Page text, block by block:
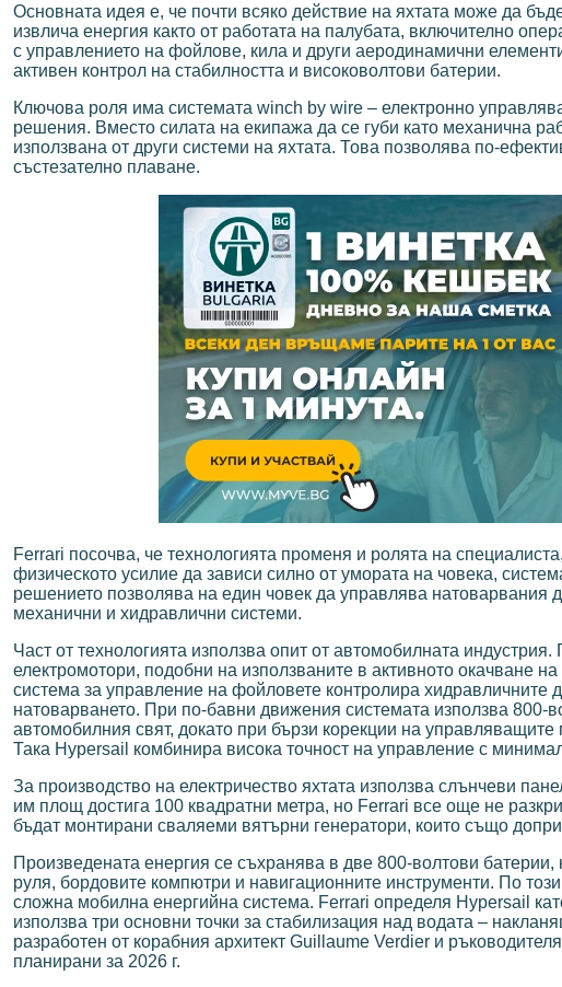
Основната идея е, че почти всяко действие на яхтата може да
извлича енергия както от работата на палубата, включително
с управлението на фойлове, кила и други аеродинамични
активен контрол на стабилността и високоволтови батерии.
Ключова роля има системата winch by wire – електронно
решения. Вместо силата на екипажа да се губи като механична
използвана от други системи на яхтата. Това позволява по-
състезателно плаване.
Ferrari посочва, че технологията променя и ролята на
физическото усилие да зависи силно от умората на човека,
решението позволява на един човек да управлява натоварвания
механични и хидравлични системи.
Част от технологията използва опит от автомобилната
електромотори, подобни на използваните в активното окачване
система за управление на фойловете контролира хидравличните
натоварването. При по-бавни движения системата използва 800-
автомобилния свят, докато при бързи корекции на
Така Hypersail комбинира висока точност на управление с
За производство на електричество яхтата използва слънчеви
им площ достига 100 квадратни метра, но Ferrari все още не
бъдат монтирани сваляеми вятърни генератори, които също
Произведената енергия се съхранява в две 800-волтови
руля, бордовите компютри и навигационните инструменти. По
сложна мобилна енергийна система. Ferrari определя Hypersail
използва три основни точки за стабилизация над водата –
разработен от корабния архитект Guillaume Verdier и
планирани за 2026 г.